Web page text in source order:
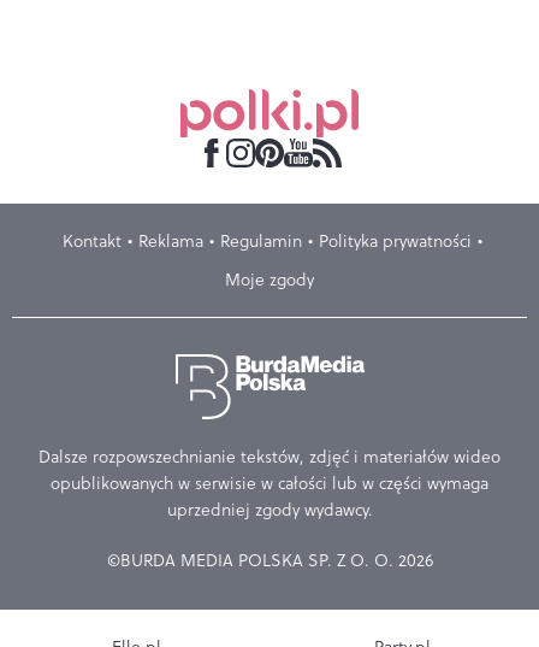
Kontakt Reklama Regulamin
Polityka prywatności
Moje zgody
Dalsze rozpowszechnianie tekstów, zdjęć i materiałów wideo
opublikowanych w serwisie w całości lub w części wymaga
uprzedniej zgody wydawcy.
©BURDA MEDIA POLSKA SP. Z O. O. 2026